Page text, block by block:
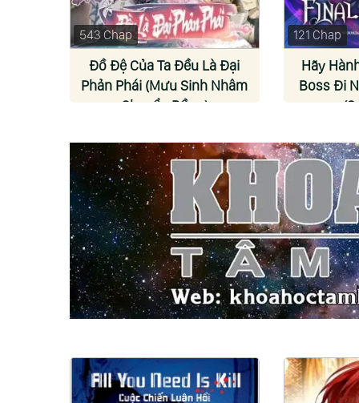
543 Chap
Đồ Đệ Của Ta Đều Là Đại
Phản Phái (Mưu Sinh Nhâm
Chuyển Bồng)
121 Chap
Hãy
Boss Đi